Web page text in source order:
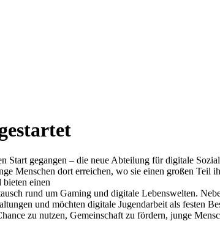
Start gegangen – die neue Abteilung für digitale
Menschen dort erreichen, wo sie einen großen
einen
rund um Gaming und digitale Lebenswelten.
und möchten digitale Jugendarbeit als festen
zu nutzen, Gemeinschaft zu fördern, junge